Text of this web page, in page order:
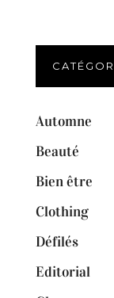
Automne
Beauté
Bien être
Clothing
Défilés
Editorial